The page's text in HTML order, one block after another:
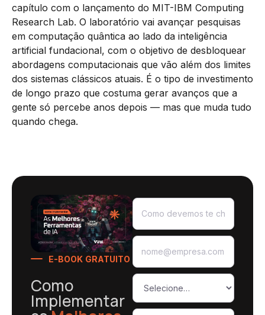
capítulo com o lançamento do MIT-IBM Computing
Research Lab. O laboratório vai avançar pesquisas
em computação quântica ao lado da inteligência
artificial fundacional, com o objetivo de desbloquear
abordagens computacionais que vão além dos limites
dos sistemas clássicos atuais. É o tipo de investimento
de longo prazo que costuma gerar avanços que a
gente só percebe anos depois — mas que muda tudo
quando chega.
E-BOOK GRATUITO
Como
Implementar